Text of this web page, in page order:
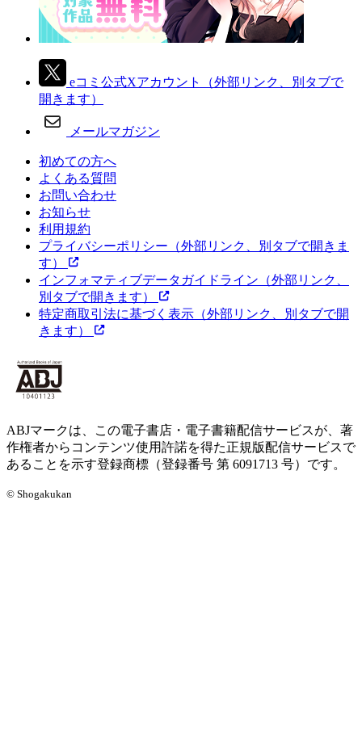
eコミ公式Xアカウント
（外部リンク、別タブで
開きます）
メールマガジン
初めての方へ
よくある質問
お問い合わせ
お知らせ
利用規約
プライバシーポリシー （外部リンク、別タブで開きま
す）
インフォマティブデータガイドライン （外部リンク、
別タブで開きます）
特定商取引法に基づく表示 （外部リンク、別タブで開
きます）
ABJマークは、この電子書店・電子書籍配信サービスが、著
作権者からコンテンツ使用許諾を得た正規版配信サービスで
あることを示す登録商標（登録番号 第 6091713 号）です。
© Shogakukan